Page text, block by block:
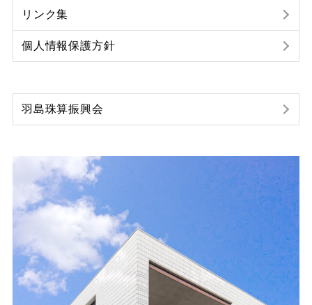
リンク集
個人情報保護方針
羽島珠算振興会